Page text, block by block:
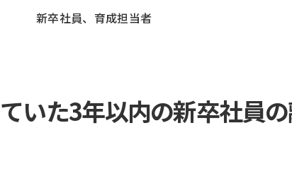
新卒社員、育成担当者
いた3年以内の新卒社員